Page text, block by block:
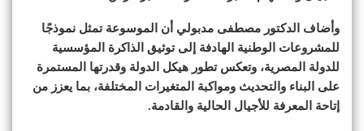
وأضاف الدكتور مصطفى مدبولي أن الموسوعة تمثل نموذجًا
للمشروعات الوطنية الهادفة إلى توثيق الذاكرة المؤسسية
للدولة المصرية، وتعكس تطور هيكل الدولة وقدرتها المستمرة
على البناء والتحديث ومواكبة المتغيرات المختلفة، بما يعزز من
إتاحة المعرفة للأجيال الحالية والقادمة.